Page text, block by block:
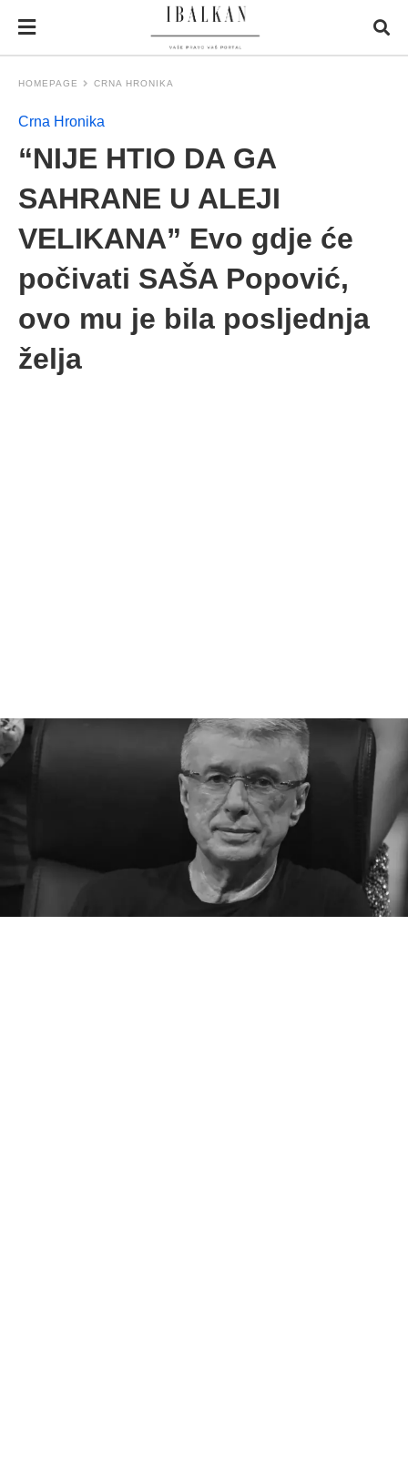
HOMEPAGE CRNA HRONIKA
Crna Hronika
“NIJE HTIO DA GA
SAHRANE U ALEJI
VELIKANA” Evo gdje će
počivati SAŠA Popović,
ovo mu je bila posljednja
želja